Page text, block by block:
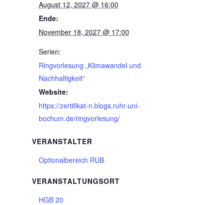
August 12, 2027 @ 16:00
Ende:
November 18, 2027 @ 17:00
Serien:
Ringvorlesung „Klimawandel und
Nachhaltigkeit“
Website:
https://zertifikat-n.blogs.ruhr-uni-
bochum.de/ringvorlesung/
VERANSTALTUNGSORT
HGB 20
VERANSTALTER
Optionalbereich RUB